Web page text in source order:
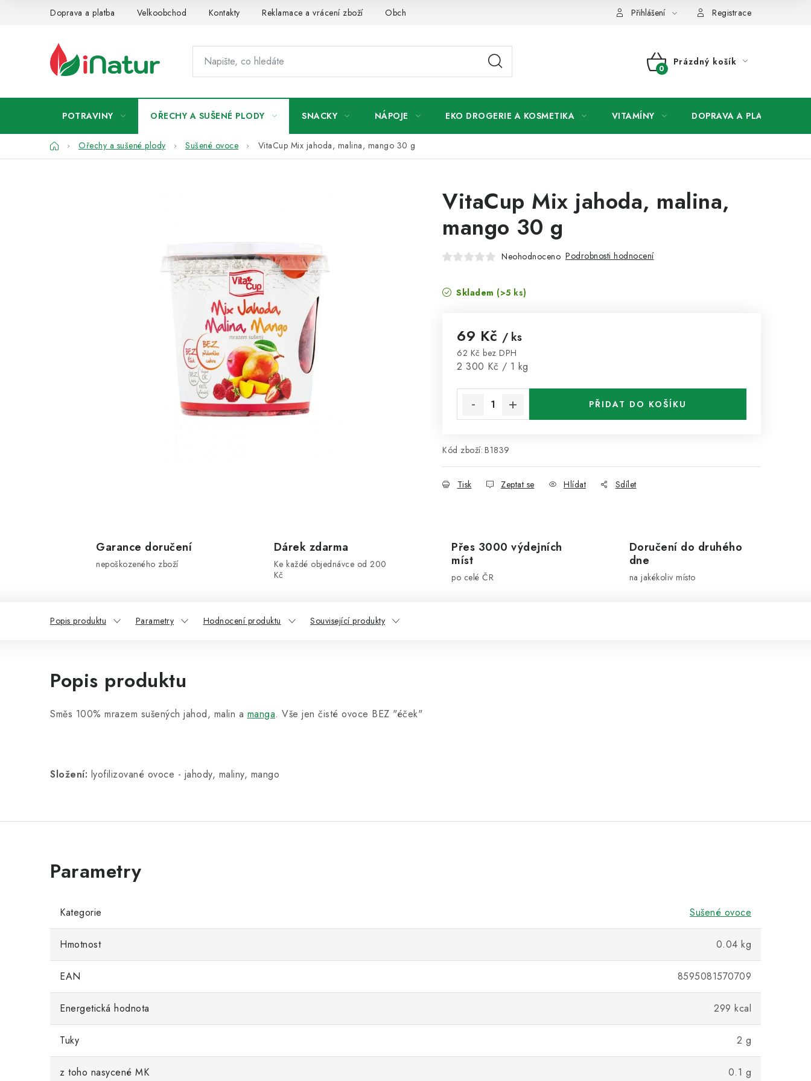
Doprava a platba Velkoobchod Kontakty Reklamace a vrácení zboží Obchodní podmínky Přihlášení Registrace
NÁKUPNÍ
Prázdný košík
POTRAVINY OŘECHY A SUŠENÉ PLODY SNACKY NÁPOJE EKO DROGERIE A KOSMETIKA VITAMÍNY DOPRAVA A PLATBA
DomůOřechy a sušené plody Sušené ovoce VitaCup Mix jahoda, malina, mango 30 g
VitaCup Mix jahoda, malina,
mango 30 g
Neohodnoceno Podrobnosti hodnocení
Skladem (>5 ks)
69 Kč / ks
62 Kč bez DPH
Měrná cena:
2 300 Kč / 1 kg
PŘIDAT DO KOŠÍKU
Kód zboží: B1839
Tisk Zeptat se Hlídat Sdílet
Garance doručení
nepoškozeného zboží
Dárek zdarma
Ke každé objednávce od 200
Kč
Přes 3000 výdejních
míst
po celé ČR
Doručení do druhého
dne
na jakékoliv místo
Popis produktu Parametry Hodnocení produktu Související produkty
Popis produktu
Směs 100% mrazem sušených jahod, malin a manga. Vše jen čisté ovoce BEZ "éček"
Složení: lyofilizované ovoce - jahody, maliny, mango
Kategorie Sušené ovoce
Hmotnost 0.04 kg
EAN 8595081570709
Energetická hodnota 299 kcal
Tuky 2 g
z toho nasycené MK 0.1 g